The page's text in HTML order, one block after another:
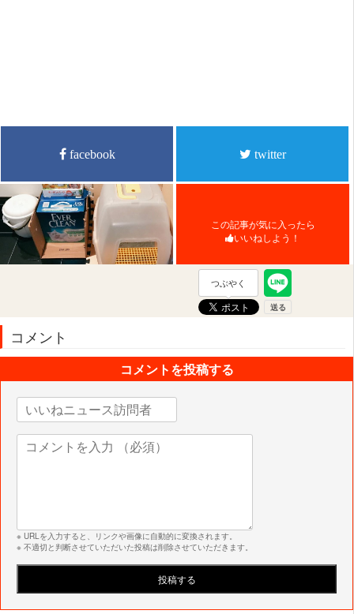
facebook twitter
この記事が気に入ったら
いいねしよう！
つぶやく
コメント
コメントを投稿する
※ URLを入力すると、リンクや画像に自動的に変換されます。
※ 不適切と判断させていただいた投稿は削除させていただきます。